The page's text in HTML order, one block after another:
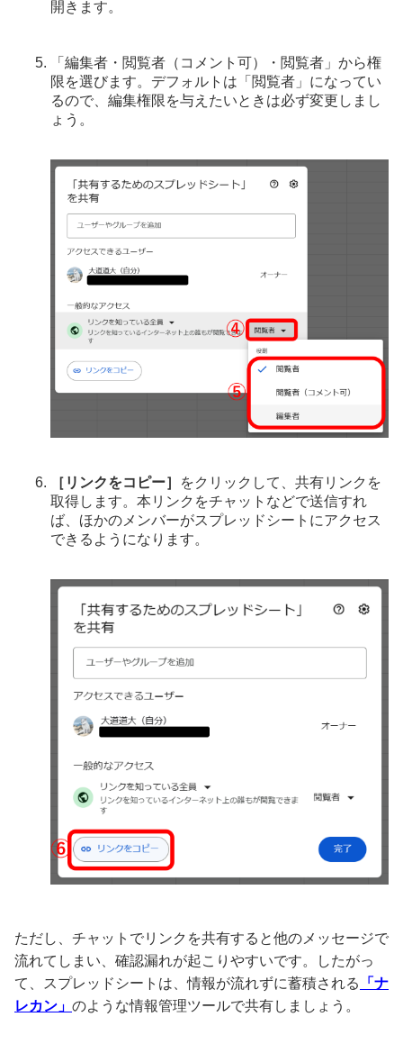
開きます。
「編集者・閲覧者（コメント可）・閲覧者」から権
限を選びます。デフォルトは「閲覧者」になってい
るので、編集権限を与えたいときは必ず変更しまし
ょう。
［リンクをコピー］
をクリックして、共有リンクを
取得します。本リンクをチャットなどで送信すれ
ば、ほかのメンバーがスプレッドシートにアクセス
できるようになります。
ただし、チャットでリンクを共有すると他のメッセージで
流れてしまい、確認漏れが起こりやすいです。したがっ
て、スプレッドシートは、情報が流れずに蓄積される
「ナ
レカン」 のような情報管理ツールで共有しましょう。